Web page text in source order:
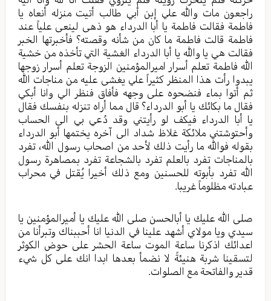
راجعون مات والله علي إبن أبي طالب أتيت منزله أنعاه یا
فاطمة فقالت فاطمة یا أبا الدرداء هو ذهی لینعی علیاً عند
فاطمة قالت فاطمة ما کان من شأنه وقصته؟ فأخبرتها الخبر
فقالت هي یا والله یا أبا الدرداء الغشیة التي تأخذه من خشیة
الله فاطمة تعلم أسرار امیرالمؤمنين الزوجة تعلم أسرار زوجها
یبدوا رأت هذا المنظر کثیراً علي یغشی علیه من مناجات الله
ثم أتوا بماء فنضحوه علی وجهه فأفاق فنظر الي وانا أبكي
فقال ما بکائك يا أبو الدرداء؟ قال مما أراه تنزله بنفسك فقال
یا أبا الدرداء فیکف لو رأيتني وقد دُعي بي الی الحساب
وأحتوشتني ملائکة غلاظ شداد الی آخره یختمها أبو الدرداء
بقوله فوالله ما رأيت ذلك لأحد من اصحاب رسول الله، تفرد
بالمناجات تفرد بالعلم تفرد بالشجاعة تفرد بمصاهرة رسول
الله تفرد بأبوته للحسنین ومع ذلك أخيرا یُقتل في محراب
عبادته مظلوماً غریبا.
صلی الله علیك يا أبالحسن صلی الله عليك يا أمیرالمؤمنین یا
سيدي ویا مولاي أشهد علينا في الدنیا انا أحببناك وتبرأنا من
اعدائك اذکرنا ساعة الموت ساعة الحشر علی حوض الکوثر
لتسقینا شربة هنیئةً لا نضمأ بعدها ابدا انك علی کل شيء
قدیر والفاتحة مع الصلوات.